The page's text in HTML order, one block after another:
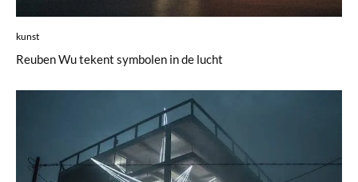
kunst
Reuben Wu tekent symbolen in de lucht